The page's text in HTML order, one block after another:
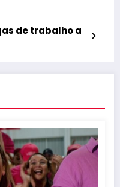
de trabalho a